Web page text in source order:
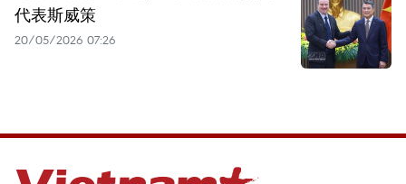
代表斯威策
20/05/2026 07:26